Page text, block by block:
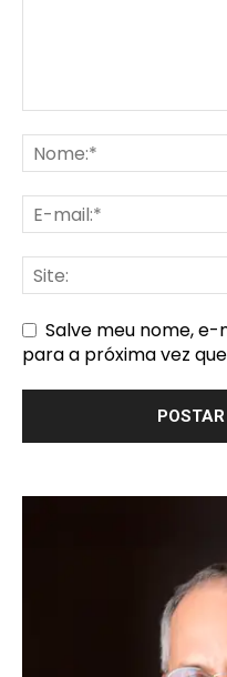
Salve meu nome,
para a próxima vez